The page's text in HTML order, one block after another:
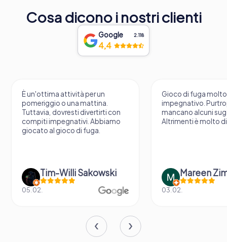
Cosa dicono i nostri clienti
Google 2.118
4,4
È un'ottima attività per un
pomeriggio o una mattina.
Tuttavia, dovresti divertirti con
compiti impegnativi. Abbiamo
giocato al gioco di fuga.
Tim-Willi Sakowski
05.02.
Gioco di fuga molto
impegnativo.
mancano alcuni
Altrimenti è molto
Mareen
03.02.